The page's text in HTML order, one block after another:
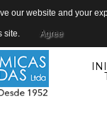
our website and your
site. Agree